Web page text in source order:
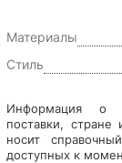
Материалы
Стиль
Информация о технических характеристиках, комплекте
поставки,
носит
доступных к